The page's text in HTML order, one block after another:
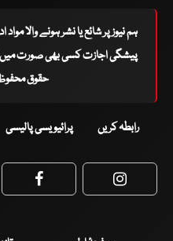
ہم نیوز پر شائع یا نشر ہونے والا
پیشگی اجازت کسی بھی صورت میں
حقوق محفوظ
رابطہ کریں پرائیویسی پالیسی
Facebook